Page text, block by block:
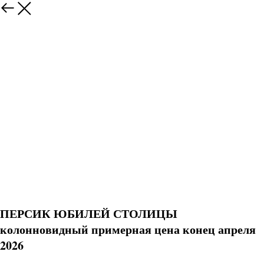
ПЕРСИК ЮБИЛЕЙ СТОЛИЦЫ
колонновидный примерная цена конец апреля
2026